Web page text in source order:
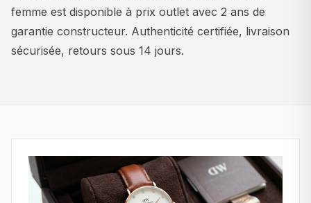
femme est disponible à prix outlet avec 2 ans de
garantie constructeur. Authenticité certifiée, livraison
sécurisée, retours sous 14 jours.